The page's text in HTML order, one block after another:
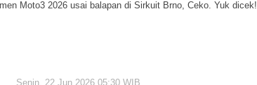
Moto3 2026 usai balapan di Sirkuit Brno, Ceko. Yuk dicek!
Senin, 22 Jun 2026 05:30 WIB